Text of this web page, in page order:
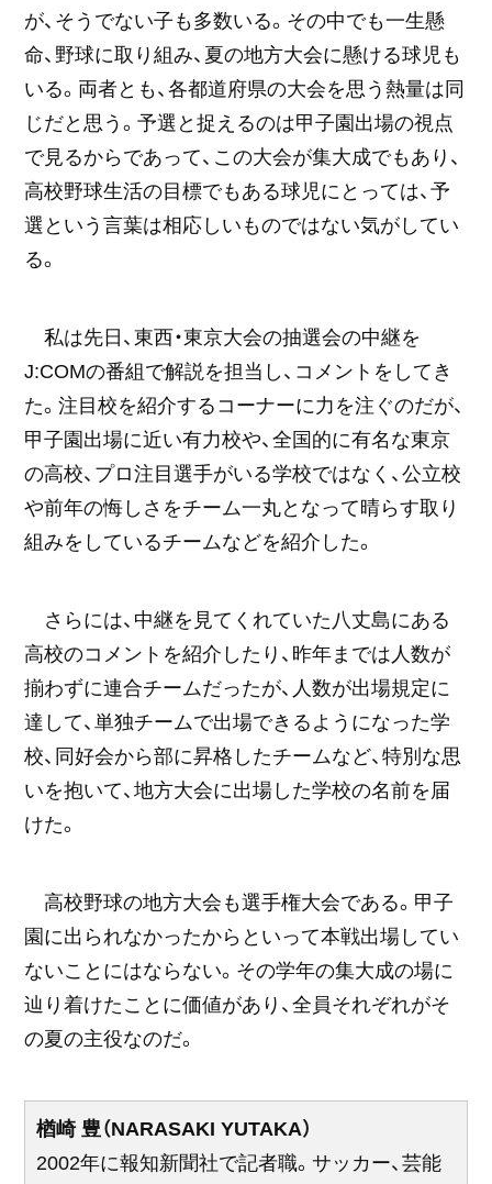
が、そうでない子も多数いる。その中でも一生懸
命、野球に取り組み、夏の地方大会に懸ける球児も
いる。両者とも、各都道府県の大会を思う熱量は同
じだと思う。予選と捉えるのは甲子園出場の視点
で見るからであって、この大会が集大成でもあり、
高校野球生活の目標でもある球児にとっては、予
選という言葉は相応しいものではない気がしてい
る。
私は先日、東西・東京大会の抽選会の中継を
J:COMの番組で解説を担当し、コメントをしてき
た。注目校を紹介するコーナーに力を注ぐのだが、
甲子園出場に近い有力校や、全国的に有名な東京
の高校、プロ注目選手がいる学校ではなく、公立校
や前年の悔しさをチーム一丸となって晴らす取り
組みをしているチームなどを紹介した。
さらには、中継を見てくれていた八丈島にある
高校のコメントを紹介したり、昨年までは人数が
揃わずに連合チームだったが、人数が出場規定に
達して、単独チームで出場できるようになった学
校、同好会から部に昇格したチームなど、特別な思
いを抱いて、地方大会に出場した学校の名前を届
けた。
高校野球の地方大会も選手権大会である。甲子
園に出られなかったからといって本戦出場してい
ないことにはならない。その学年の集大成の場に
辿り着けたことに価値があり、全員それぞれがそ
の夏の主役なのだ。
楢崎 豊（NARASAKI YUTAKA）
2002年に報知新聞社で記者職。サッカー、芸能